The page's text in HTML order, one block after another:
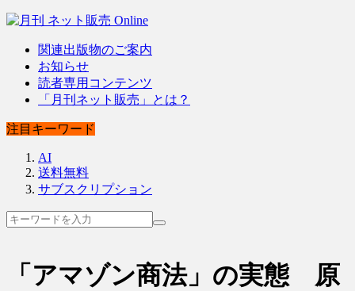
関連出版物のご案内
お知らせ
読者専用コンテンツ
「月刊ネット販売」とは？
注目キーワード
AI
送料無料
サブスクリプション
「アマゾン商法」の実態 原